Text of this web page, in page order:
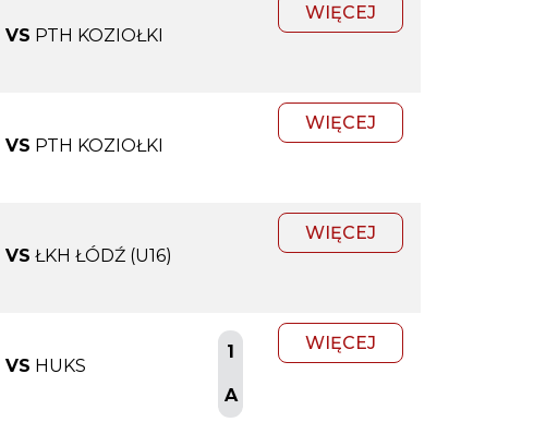
VS PTH KOZIOŁKI
WIĘCEJ
VS PTH KOZIOŁKI
WIĘCEJ
VS ŁKH ŁÓDŹ (U16)
WIĘCEJ
VS HUKS
1
A
WIĘCEJ